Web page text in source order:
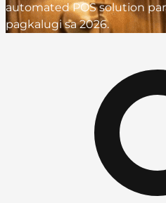
automated POS solution
pagkalugi sa 2026.